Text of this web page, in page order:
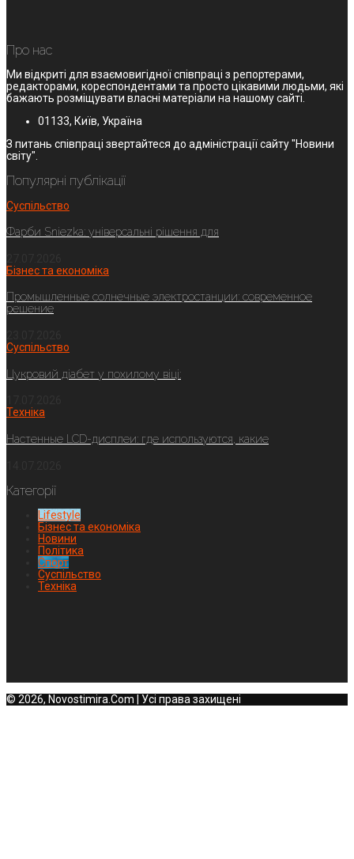
Про нас
Ми відкриті для взаємовигідної співпраці з репортерами,
редакторами, кореспондентами та просто цікавими людьми, які
бажають розміщувати власні матеріали на нашому сайті.
01133, Київ, Україна
З питань співпраці звертайтеся до адміністрації сайту "Новини
світу".
Популярні публікації
Суспільство
Фарби Sniezka: універсальні рішення для
Бізнес та економіка
Промышленные солнечные электростанции: современное
решение
Суспільство
Цукровий діабет у похилому віці:
Техніка
Настенные LCD-дисплеи: где используются, какие
Категорії
Lifestyle
Бізнес та економіка
Новини
Політика
Спорт
Суспільство
Техніка
© 2026, Novostimira.Com | Усі права захищені